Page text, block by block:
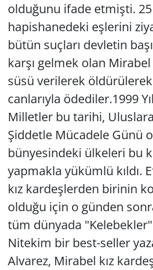
olduğunu ifade etmişti. 25
hapishanedeki eşlerini
bütün suçları devletin
karşı gelmek olan
süsü verilerek
canlarıyla ödediler.1999
Milletler bu tarihi,
Şiddetle Mücadele Günü
bünyesindeki ülkeleri bu
yapmakla yükümlü kıldı.
kız kardeşlerden birinin
olduğu için o günden
tüm dünyada "Kelebekler"
Nitekim bir best-seller
Alvarez, Mirabel kız